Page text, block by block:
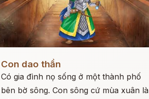
Con dao thần
Có gia đình nọ sống ở một thành phố
bên bờ sông. Con sông cứ mùa xuân là